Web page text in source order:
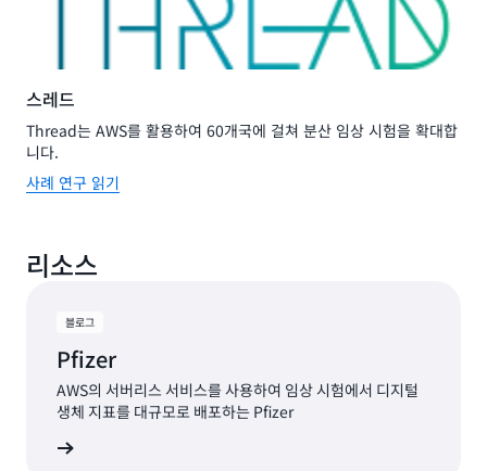
스레드
Thread는 AWS를 활용하여 60개국에 걸쳐 분산 임상 시험을 확대합
니다.
사례 연구 읽기
리소스
블로그
Pfizer
AWS의 서버리스 서비스를 사용하여 임상 시험에서 디지털
생체 지표를 대규모로 배포하는 Pfizer